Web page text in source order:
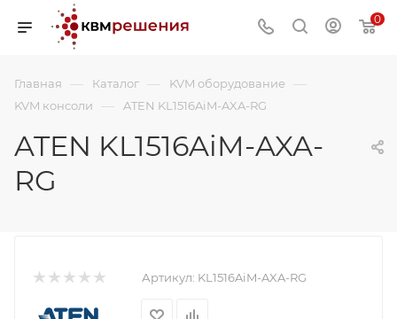
0
Главная — Каталог — KVM оборудование —
KVM консоли — ATEN KL1516AiM-AXA-RG
ATEN KL1516AiM-AXA-
RG
Артикул: KL1516AiM-AXA-RG